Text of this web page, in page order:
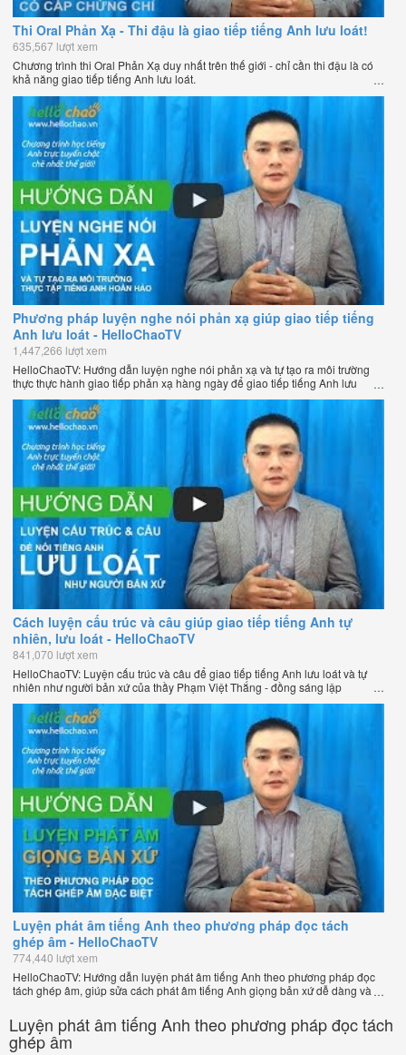
Thi Oral Phản Xạ - Thi đậu là giao tiếp tiếng Anh lưu loát!
635,567 lượt xem
Chương trình thi Oral Phản Xạ duy nhất trên thế giới - chỉ cần thi đậu là có
khả năng giao tiếp tiếng Anh lưu loát.
Phương pháp luyện nghe nói phản xạ giúp giao tiếp tiếng
Anh lưu loát - HelloChaoTV
1,447,266 lượt xem
HelloChaoTV: Hướng dẫn luyện nghe nói phản xạ và tự tạo ra môi trường
thực thực hành giao tiếp phản xạ hàng ngày để giao tiếp tiếng Anh lưu
loát như người bản xứ của thầy Phạm Việt Thắng - đồng sáng lập
HelloChao.vn - Chương trình dạy tiếng Anh trực tuyến chặt chẽ nhất thế
giới.
Cách luyện cấu trúc và câu giúp giao tiếp tiếng Anh tự
nhiên, lưu loát - HelloChaoTV
841,070 lượt xem
HelloChaoTV: Luyện cấu trúc và câu để giao tiếp tiếng Anh lưu loát và tự
nhiên như người bản xứ của thầy Phạm Việt Thắng - đồng sáng lập
HelloChao.vn - Trang web học tiếng Anh trực tuyến chặt chẽ nhất thế giới.
Luyện phát âm tiếng Anh theo phương pháp đọc tách
ghép âm - HelloChaoTV
774,440 lượt xem
HelloChaoTV: Hướng dẫn luyện phát âm tiếng Anh theo phương pháp đọc
tách ghép âm, giúp sửa cách phát âm tiếng Anh giọng bản xứ dễ dàng và
Chương trình dạy tiếng Anh trực tuyến chặt chẽ nhất thế giới!
Luyện phát âm tiếng Anh theo phương pháp đọc tách
ghép âm